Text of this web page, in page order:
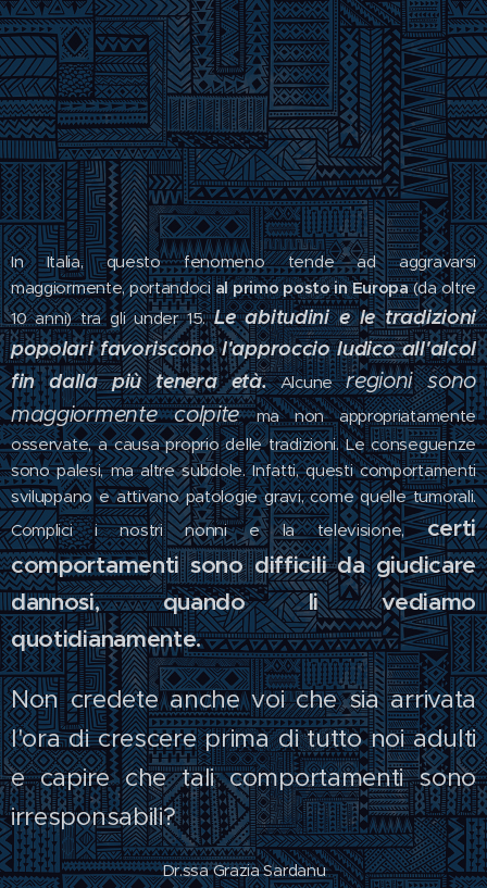
In Italia, questo fenomeno tende ad aggravarsi
maggiormente, portandocial primo posto in Europa(da oltre
10 anni) tra gli under 15.Le abitudini e le tradizioni
popolari favoriscono l'approccio ludico all'alcol
fin dalla più tenera età.Alcuneregioni sono
maggiormente colpitema non appropriatamente
osservate, a causa proprio delle tradizioni. Le conseguenze
sono palesi, ma altre subdole. Infatti, questi comportamenti
sviluppano e attivano patologie gravi, come quelle tumorali.
Complici i nostri nonni e la televisione,certi
comportamenti sono difficili da giudicare
dannosi, quando li vediamo
quotidianamente.
Non credete anche voi che sia arrivata
l'ora di crescere prima di tutto noi adulti
e capire che tali comportamenti sono
irresponsabili?
Dr.ssa Grazia Sardanu